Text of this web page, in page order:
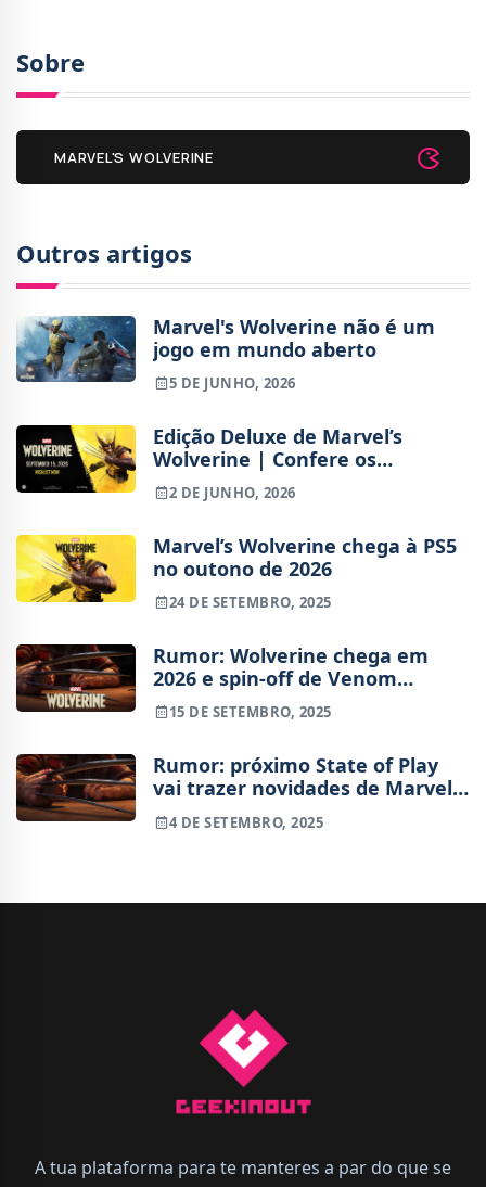
Sobre
MARVEL'S WOLVERINE
Outros artigos
Marvel's Wolverine não é um
jogo em mundo aberto
5 DE JUNHO, 2026
Edição Deluxe de Marvel’s
Wolverine | Confere os
conteúdos extras e bónus de
pré-reserva
2 DE JUNHO, 2026
Marvel’s Wolverine chega à PS5
no outono de 2026
24 DE SETEMBRO, 2025
Rumor: Wolverine chega em
2026 e spin-off de Venom
continua em produção
15 DE SETEMBRO, 2025
Rumor: próximo State of Play
vai trazer novidades de Marvel's
Wolverine
4 DE SETEMBRO, 2025
A tua plataforma para te manteres a par do que se